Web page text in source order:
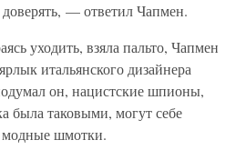
— ответил Чапмен.
уходить, взяла пальто, Чапмен
итальянского дизайнера
он, нацистские шпионы,
была таковыми, могут себе
модные шмотки.